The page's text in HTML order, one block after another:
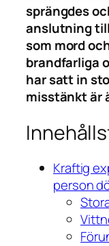
sprängdes
anslutning
som mord
brandfarliga
har satt in
misstänkt är
Kraftig
person